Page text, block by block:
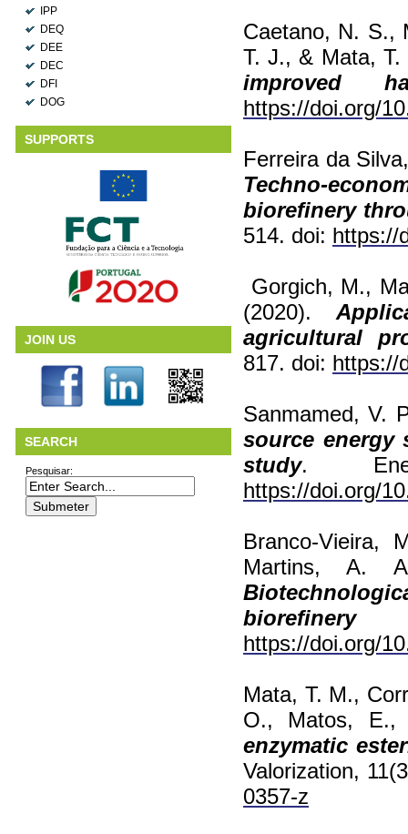
IPP
DEQ
DEE
DEC
DFI
DOG
SUPPORTS
JOIN US
SEARCH
Pesquisar:
Caetano, N. S.,
T. J., & Mata,
improved
https://doi.org/
Ferreira da
Techno-
biorefinery
514. doi: https://
Gorgich, M.,
(2020).
agricultural
817. doi: https://
Sanmamed, V.
source energy
study.
https://doi.org/
Branco-
Martins, A.
biorefinery
https://doi.org/
Mata, T. M.,
O., Matos,
enzymatic
Valorization,
0357-z